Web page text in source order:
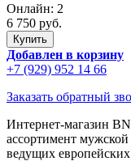
Онлайн: 2
6 750 руб.
Добавлен в корзину
+7 (929) 952 14 66
Заказать обратный
Интернет-магазин
ассортимент
ведущих